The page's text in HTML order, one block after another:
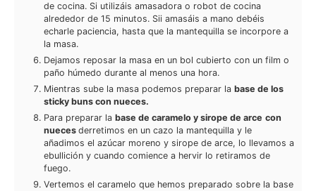
de cocina. Si utilizáis amasadora o robot de cocina
alrededor de 15 minutos. Sii amasáis a mano debéis
echarle paciencia, hasta que la mantequilla se incorpore a
la masa.
Dejamos reposar la masa en un bol cubierto con un film o
paño húmedo durante al menos una hora.
Mientras sube la masa podemos preparar la base de los
sticky buns con nueces.
Para preparar la base de caramelo y sirope de arce con
nueces derretimos en un cazo la mantequilla y le
añadimos el azúcar moreno y sirope de arce, lo llevamos a
ebullición y cuando comience a hervir lo retiramos de
fuego.
Vertemos el caramelo que hemos preparado sobre la base